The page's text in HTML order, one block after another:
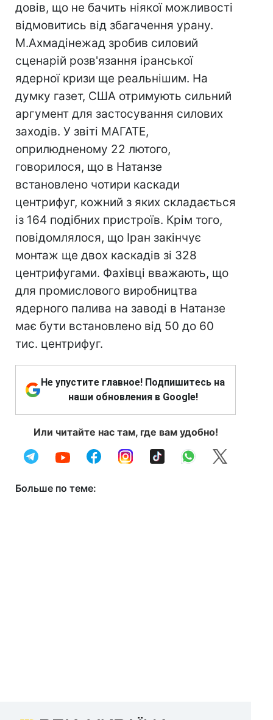
довів, що не бачить ніякої можливості
відмовитись від збагачення урану.
М.Ахмадінежад зробив силовий
сценарій розв'язання іранської
ядерної кризи ще реальнішим. На
думку газет, США отримують сильний
аргумент для застосування силових
заходів. У звіті МАГАТЕ,
оприлюдненому 22 лютого,
говорилося, що в Натанзе
встановлено чотири каскади
центрифуг, кожний з яких складається
із 164 подібних пристроїв. Крім того,
повідомлялося, що Іран закінчує
монтаж ще двох каскадів зі 328
центрифугами. Фахівці вважають, що
для промислового виробництва
ядерного палива на заводі в Натанзе
має бути встановлено від 50 до 60
тис. центрифуг.
Не упустите главное! Подпишитесь на
наши обновления в Google!
Или читайте нас там, где вам удобно!
Больше по теме: